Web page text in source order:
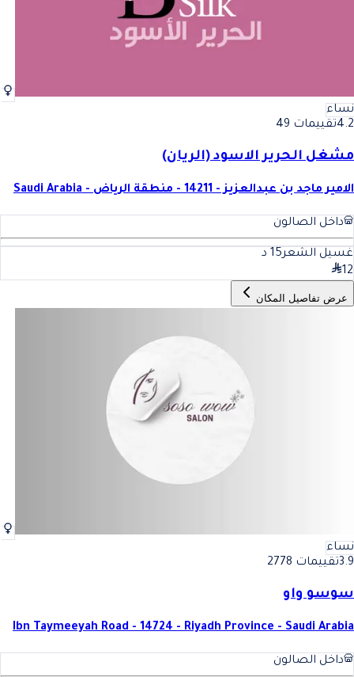
نساء
4.2تقييمات 49
مشغل الحرير الاسود (الريان)
الامير ماجد بن عبدالعزيز - 14211 - منطقة الرياض - Saudi Arabia
داخل الصالون
غسيل الشعر15 د
12
عرض تفاصيل المكان
نساء
3.9تقييمات 2778
سوسو واو
Ibn Taymeeyah Road - 14724 - Riyadh Province - Saudi Arabia
داخل الصالون